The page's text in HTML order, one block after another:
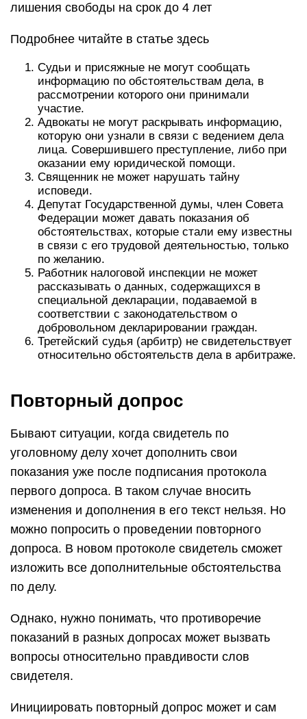
лишения свободы на срок до 4 лет
Подробнее читайте в статье здесь
Судьи и присяжные не могут сообщать
информацию по обстоятельствам дела, в
рассмотрении которого они принимали
участие.
Адвокаты не могут раскрывать информацию,
которую они узнали в связи с ведением дела
лица. Совершившего преступление, либо при
оказании ему юридической помощи.
Священник не может нарушать тайну
исповеди.
Депутат Государственной думы, член Совета
Федерации может давать показания об
обстоятельствах, которые стали ему известны
в связи с его трудовой деятельностью, только
по желанию.
Работник налоговой инспекции не может
рассказывать о данных, содержащихся в
специальной декларации, подаваемой в
соответствии с законодательством о
добровольном декларировании граждан.
Третейский судья (арбитр) не свидетельствует
относительно обстоятельств дела в арбитраже.
Повторный допрос
Бывают ситуации, когда свидетель по
уголовному делу хочет дополнить свои
показания уже после подписания протокола
первого допроса. В таком случае вносить
изменения и дополнения в его текст нельзя. Но
можно попросить о проведении повторного
допроса. В новом протоколе свидетель сможет
изложить все дополнительные обстоятельства
по делу.
Однако, нужно понимать, что противоречие
показаний в разных допросах может вызвать
вопросы относительно правдивости слов
свидетеля.
Инициировать повторный допрос может и сам